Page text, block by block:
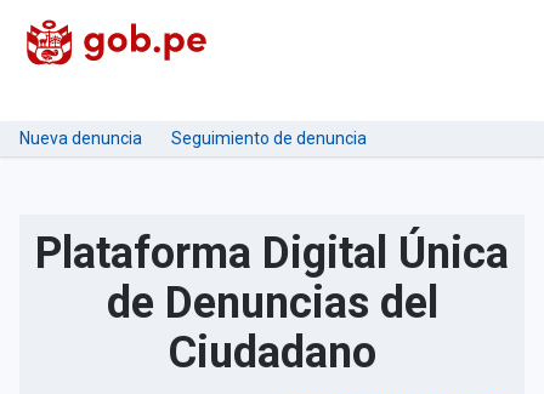
Nueva denuncia Seguimiento de denuncia
Plataforma Digital Única
de Denuncias del
Ciudadano